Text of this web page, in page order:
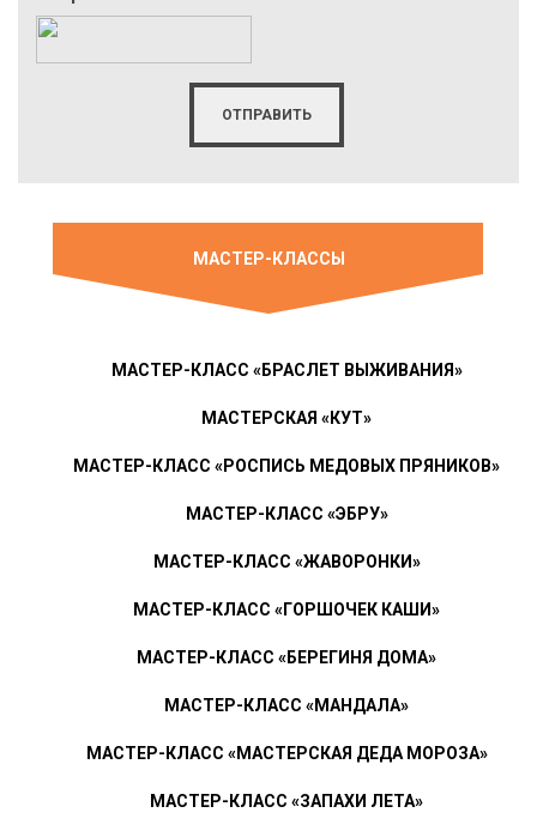
МАСТЕР-КЛАССЫ
МАСТЕР-КЛАСС «БРАСЛЕТ ВЫЖИВАНИЯ»
МАСТЕРСКАЯ «КУТ»
МАСТЕР-КЛАСС «РОСПИСЬ МЕДОВЫХ ПРЯНИКОВ»
МАСТЕР-КЛАСС «ЭБРУ»
МАСТЕР-КЛАСС «ЖАВОРОНКИ»
МАСТЕР-КЛАСС «ГОРШОЧЕК КАШИ»
МАСТЕР-КЛАСС «БЕРЕГИНЯ ДОМА»
МАСТЕР-КЛАСС «МАНДАЛА»
МАСТЕР-КЛАСС «МАСТЕРСКАЯ ДЕДА МОРОЗА»
МАСТЕР-КЛАСС «ЗАПАХИ ЛЕТА»